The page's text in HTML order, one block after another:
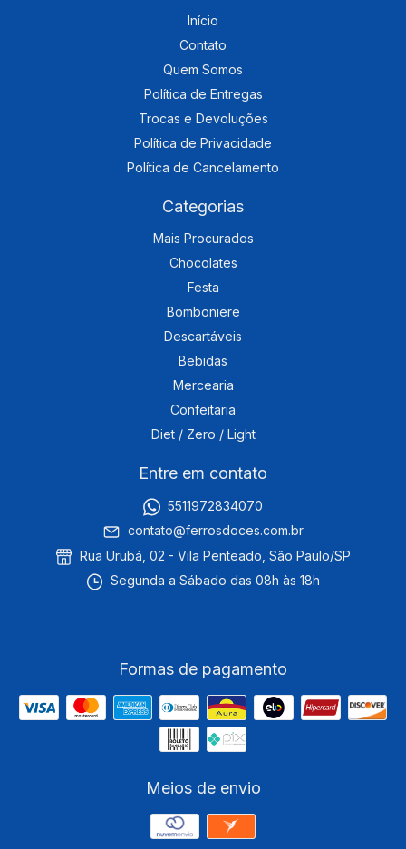
Início
Contato
Quem Somos
Política de Entregas
Trocas e Devoluções
Política de Privacidade
Política de Cancelamento
Categorias
Mais Procurados
Chocolates
Festa
Bomboniere
Descartáveis
Bebidas
Mercearia
Confeitaria
Diet / Zero / Light
Entre em contato
5511972834070
contato@ferrosdoces.com.br
Rua Urubá, 02 - Vila Penteado, São Paulo/SP
Segunda a Sábado das 08h às 18h
Formas de pagamento
Meios de envio